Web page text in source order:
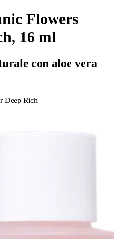
Flowers
16 ml
con aloe vera
Deep Rich